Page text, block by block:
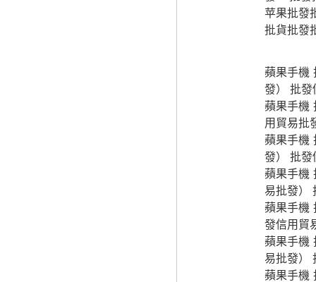
苹果批發
批貨批發
蘋果手機
發） 批發
蘋果手機
用貿易批
蘋果手機
發） 批發
蘋果手機
易批發）
蘋果手機
發信用貿
蘋果手機
易批發）
蘋果手機